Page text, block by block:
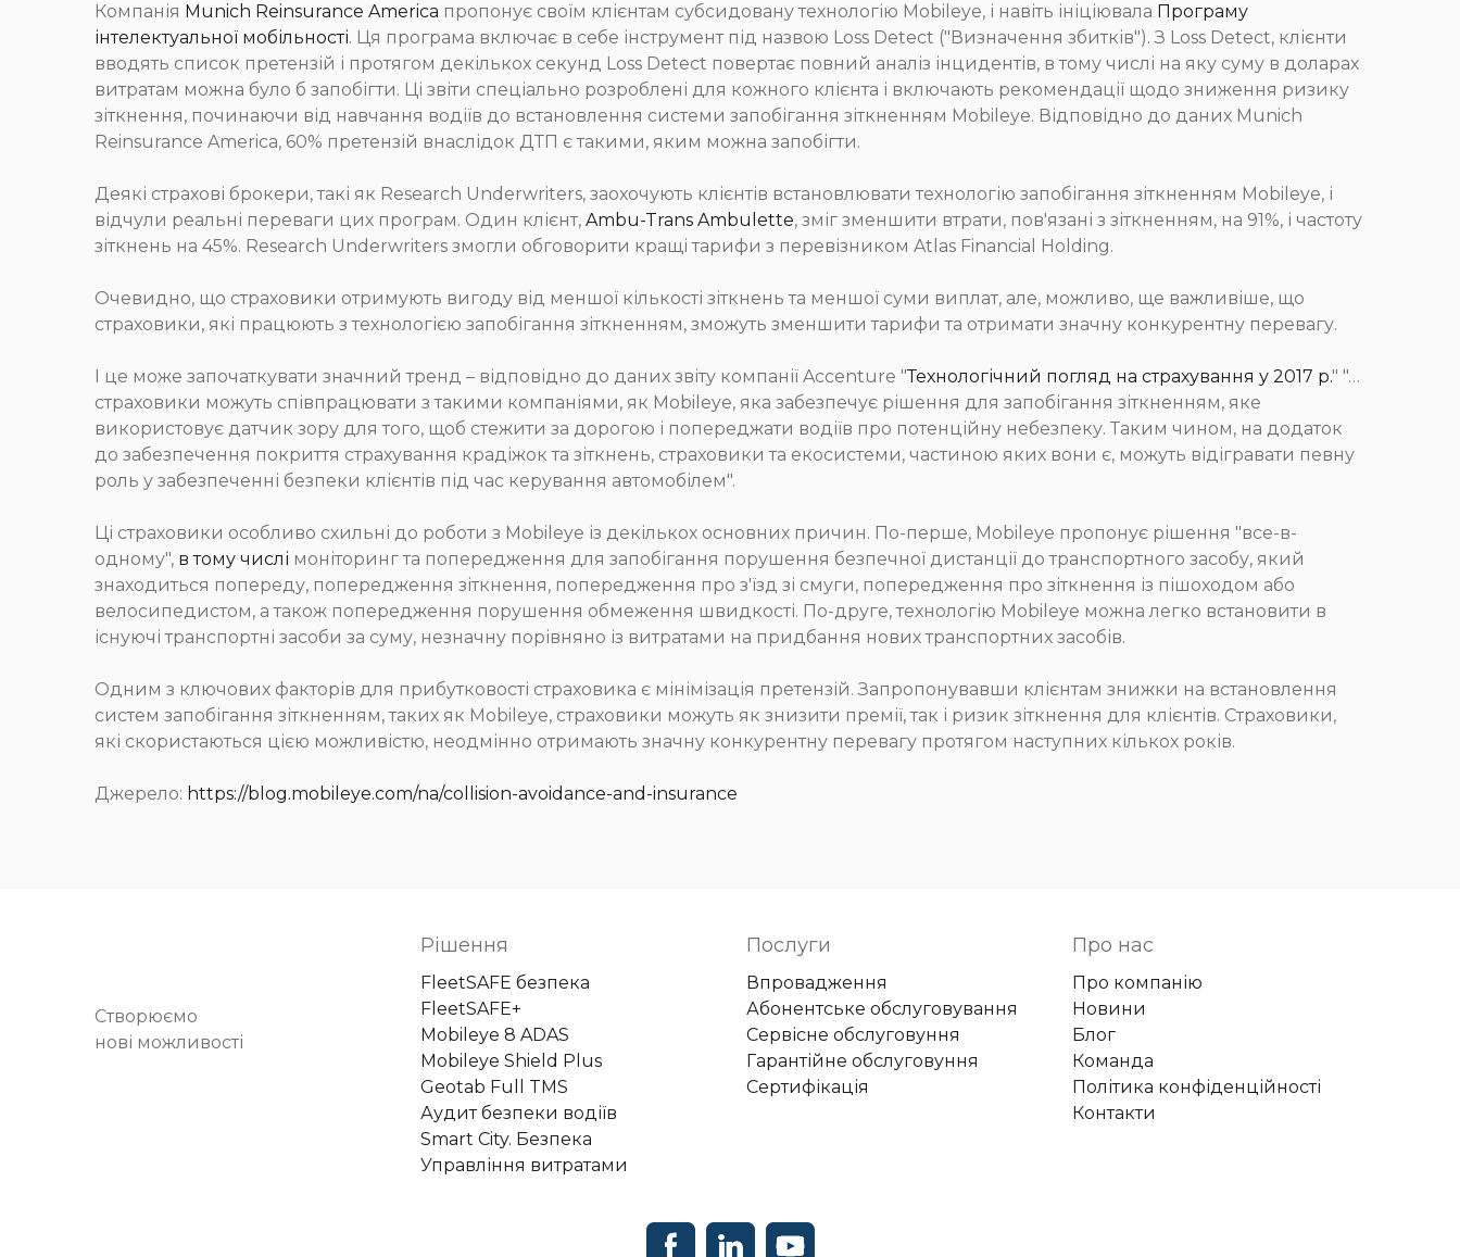
Компанія Munich Reinsurance America пропонує своїм клієнтам субсидовану технологію Mobileye, і навіть ініціювала Програму
інтелектуальної мобільності. Ця програма включає в себе інструмент під назвою Loss Detect ("Визначення збитків"). З Loss Detect, клієнти
вводять список претензій і протягом декількох секунд Loss Detect повертає повний аналіз інцидентів, в тому числі на яку суму в доларах
витратам можна було б запобігти. Ці звіти спеціально розроблені для кожного клієнта і включають рекомендації щодо зниження ризику
зіткнення, починаючи від навчання водіїв до встановлення системи запобігання зіткненням Mobileye. Відповідно до даних Munich
Reinsurance America, 60% претензій внаслідок ДТП є такими, яким можна запобігти.
Деякі страхові брокери, такі як Research Underwriters, заохочують клієнтів встановлювати технологію запобігання зіткненням Mobileye, і
відчули реальні переваги цих програм. Один клієнт, Ambu-Trans Ambulette, зміг зменшити втрати, пов'язані з зіткненням, на 91%, і частоту
зіткнень на 45%. Research Underwriters змогли обговорити кращі тарифи з перевізником Atlas Financial Holding.
Очевидно, що страховики отримують вигоду від меншої кількості зіткнень та меншої суми виплат, але, можливо, ще важливіше, що
страховики, які працюють з технологією запобігання зіткненням, зможуть зменшити тарифи та отримати значну конкурентну перевагу.
І це може започаткувати значний тренд – відповідно до даних звіту компанії Accenture "Технологічний погляд на страхування у 2017 р." "…
страховики можуть співпрацювати з такими компаніями, як Mobileye, яка забезпечує рішення для запобігання зіткненням, яке
використовує датчик зору для того, щоб стежити за дорогою і попереджати водіїв про потенційну небезпеку. Таким чином, на додаток
до забезпечення покриття страхування крадіжок та зіткнень, страховики та екосистеми, частиною яких вони є, можуть відігравати певну
роль у забезпеченні безпеки клієнтів під час керування автомобілем".
Ці страховики особливо схильні до роботи з Mobileye із декількох основних причин. По-перше, Mobileye пропонує рішення "все-в-
одному", в тому числі моніторинг та попередження для запобігання порушення безпечної дистанції до транспортного засобу, який
знаходиться попереду, попередження зіткнення, попередження про з'їзд зі смуги, попередження про зіткнення із пішоходом або
велосипедистом, а також попередження порушення обмеження швидкості. По-друге, технологію Mobileye можна легко встановити в
існуючі транспортні засоби за суму, незначну порівняно із витратами на придбання нових транспортних засобів.
Одним з ключових факторів для прибутковості страховика є мінімізація претензій. Запропонувавши клієнтам знижки на встановлення
систем запобігання зіткненням, таких як Mobileye, страховики можуть як знизити премії, так і ризик зіткнення для клієнтів. Страховики,
які скористаються цією можливістю, неодмінно отримають значну конкурентну перевагу протягом наступних кількох років.
Джерело: https://blog.mobileye.com/na/collision-avoidance-and-insurance
Створюємо
нові можливості
Рішення
FleetSAFE безпека
FleetSAFE+
Mobileye 8 ADAS
Mobileye Shield Plus
Geotab Full TMS
Аудит безпеки водіїв
Smart City. Безпека
Управління витратами
Послуги
Впровадження
Абонентське обслуговування
Сервісне обслуговуння
Гарантійне обслуговуння
Сертифікація
Про нас
Про компанію
Новини
Блог
Команда
Політика конфіденційності
Контакти